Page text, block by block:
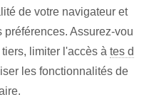
de votre navigateur et
Assurez-vou
tiers, limiter l'accès à tes d
les fonctionnalités de